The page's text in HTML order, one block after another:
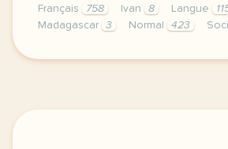
Français
758 Ivan 8 Langue
Madagascar
3 Normal 423
didomi host didomi